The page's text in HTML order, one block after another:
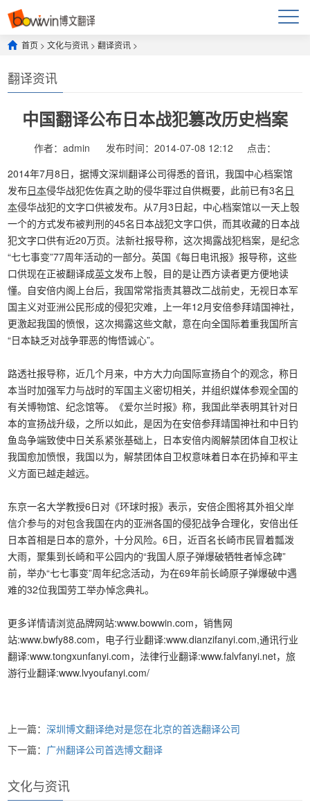
首页 >文化与资讯 >翻译资讯 >
翻译资讯
中国翻译公布日本战犯篡改历史档案
作者：admin 发布时间：2014-07-08 12:12
点击：
2014年7月8日，据博文深圳翻译公司得悉的音讯，我国中心档案馆
发布日本侵华战犯佐佐真之助的侵华罪过自供概要，此前已有3名 日
本侵华战犯的文字口供被发布。从7月3日起，中心档案馆以一天上彀
一个的方式发布被判刑的45名日本战犯文字口供，而其收藏的日本战
犯文字口供有近20万页。法新社报导称，这次揭露战犯档案，是纪念
“七七事变”77周年活动的一部分。英国《每日电讯报》报导称，这些
口供现在正被翻译成英文发布上彀，目的是让西方读者更方便地读
懂。自安倍内阁上台后，我国常常指责其篡改二战前史，无视日本军
国主义对亚洲公民形成的侵犯灾难，上一年12月安倍参拜靖国神社，
更激起我国的愤恨，这次揭露这些文献，意在向全国际着重我国所言
“日本缺乏对战争罪恶的悔悟诚心”。
路透社报导称，近几个月来，中方大力向国际宣扬自个的观念，称日
本当时加强军力与战时的军国主义密切相关，并组织媒体参观全国的
有关博物馆、纪念馆等。《爱尔兰时报》称，我国此举表明其针对日
本的宣扬战升级，之所以如此，是因为在安倍参拜靖国神社和中日钓
鱼岛争端致使中日关系紧张基础上，日本安倍内阁解禁团体自卫权让
我国愈加愤恨，我国以为，解禁团体自卫权意味着日本在扔掉和平主
义方面已越走越远。
东京一名大学教授6日对《环球时报》表示，安倍企图将其外祖父岸
信介参与的对包含我国在内的亚洲各国的侵犯战争合理化，安倍出任
日本首相是日本的意外，十分风险。6日，近百名长崎市民冒着瓢泼
大雨，聚集到长崎和平公园内的“我国人原子弹爆破牺牲者悼念碑”
前，举办“七七事变”周年纪念活动，为在69年前长崎原子弹爆破中遇
难的32位我国劳工举办悼念典礼。
更多详情请浏览品牌网站:www.bowwin.com，销售网
站:www.bwfy88.com，电子行业翻译:www.dianzifanyi.com,通讯行业
翻译:www.tongxunfanyi.com，法律行业翻译:www.falvfanyi.net，旅
游行业翻译:www.lvyoufanyi.com/
上一篇：深圳博文翻译绝对是您在北京的首选翻译公司
下一篇： 广州翻译公司首选博文翻译
文化与资讯